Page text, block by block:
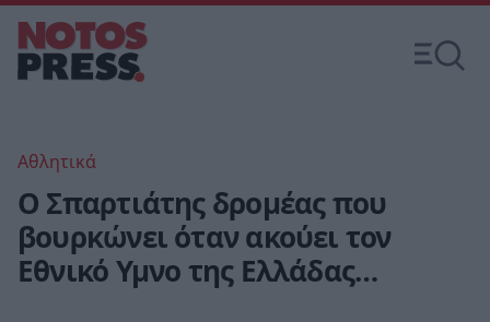
Αθλητικά
Ο Σπαρτιάτης δρομέας που
βουρκώνει όταν ακούει τον
Εθνικό Υμνο της Ελλάδας…